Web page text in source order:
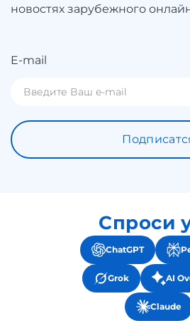
новостях зарубежного
E-mail
Спроси
ChatGPT
Grok AI
Claude